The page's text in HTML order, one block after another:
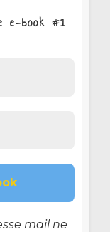
e-book #1
mail ne